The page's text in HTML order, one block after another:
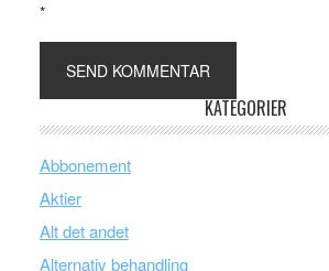
*
KATEGORIER
Abbonement
Aktier
Alt det andet
Alternativ behandling